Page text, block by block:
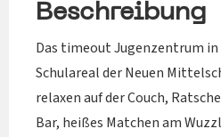
Beschreibung
Das timeout Jugenzentrum
Schulareal der Neuen
relaxen auf der Couch,
Bar, heißes Matchen am